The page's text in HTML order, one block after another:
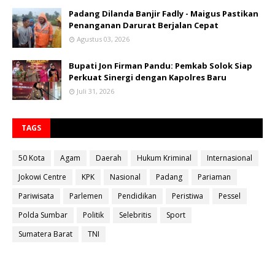
Padang Dilanda Banjir Fadly - Maigus Pastikan
Penanganan Darurat Berjalan Cepat
Agustus 03, 2026
Bupati Jon Firman Pandu: Pemkab Solok Siap
Perkuat Sinergi dengan Kapolres Baru
Juli 31, 2026
TAGS
50 Kota Agam Daerah Hukum Kriminal
Internasional
Jokowi Centre
KPK Nasional Padang
Pariaman
Pariwisata
Parlemen Pendidikan Peristiwa
Pessel
Polda Sumbar
Politik Selebritis
Sport
Sumatera Barat
TNI